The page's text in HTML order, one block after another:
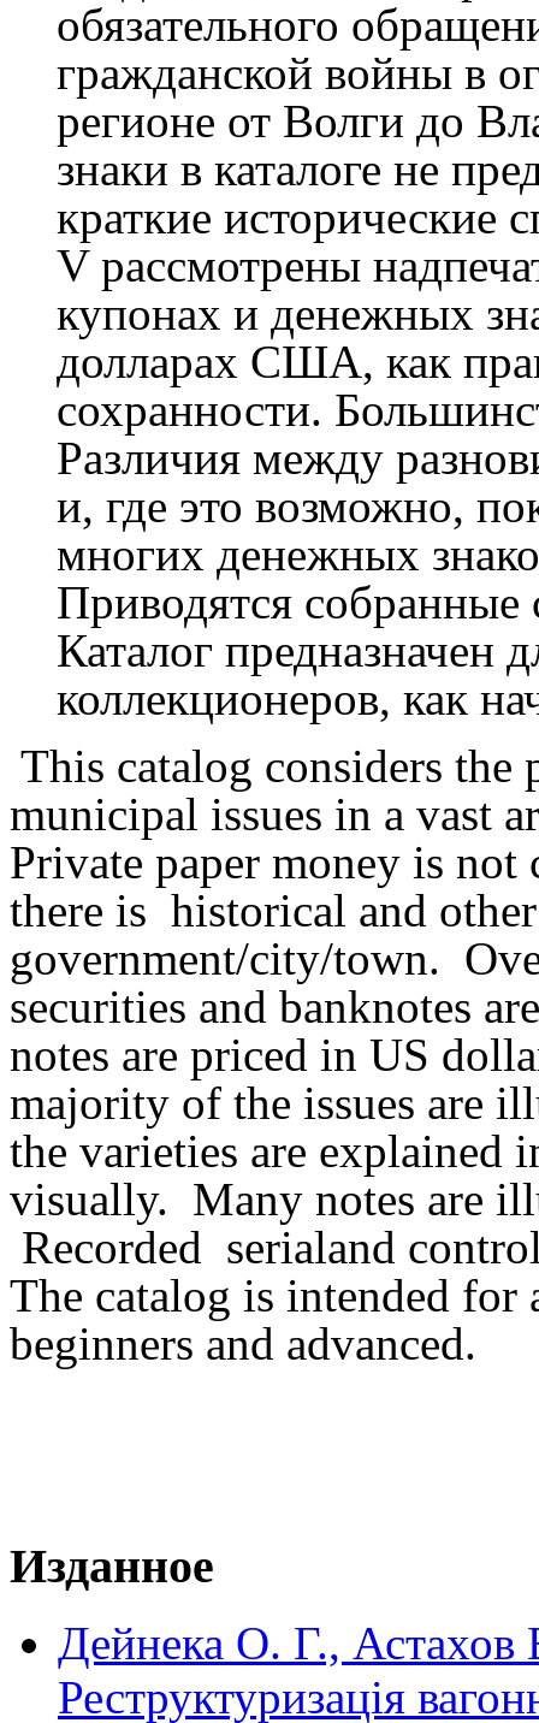
обязательного
гражданской войны в
регионе от Волги до
знаки в каталоге не
краткие исторические
V рассмот­рены
купонах и денежных
долларах США, как
сохранности.
Различия между
и, где это возможно,
многих денежных
Приводятся
Каталог предназначен
коллекционеров, как
This catalog considers the
municipal issues in a vast
Private paper money is
there is historical and
government/city/town.
securities and banknotes
notes are priced in US
majority of the issues are
the varieties are explained
visually. Many notes are
Recorded serialand
The catalog is intended
beginners and advanced.
Изданное
Дейнека О. Г.,
Реструктуризація